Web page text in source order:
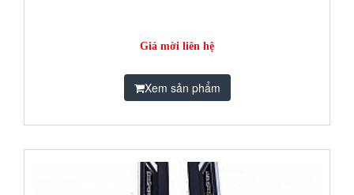
Giá mời liên hệ
Xem sản phẩm